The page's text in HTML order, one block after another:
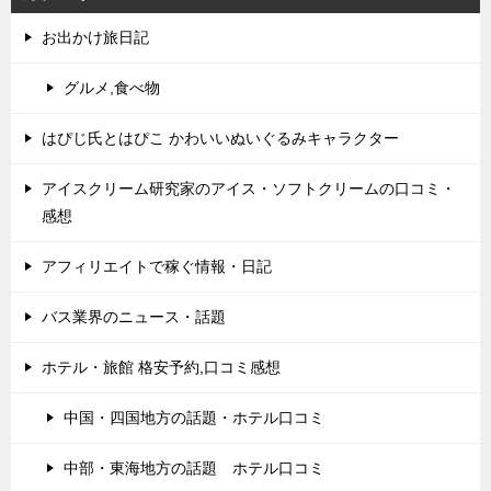
お出かけ旅日記
グルメ,食べ物
はぴじ氏とはぴこ かわいいぬいぐるみキャラクター
アイスクリーム研究家のアイス・ソフトクリームの口コミ・
感想
アフィリエイトで稼ぐ情報・日記
バス業界のニュース・話題
ホテル・旅館 格安予約,口コミ感想
中国・四国地方の話題・ホテル口コミ
中部・東海地方の話題 ホテル口コミ